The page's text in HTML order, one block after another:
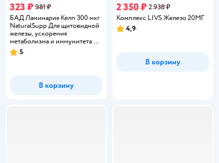
323 ₽ 981 ₽
БАД Ламинария Келп 300 мкг
NaturalSupp Для щитовидной
железы, ускорения
метаболизма и иммунитета 60
капсул
Рейтинг:
5
В корзину
2 350 ₽ 2 938 ₽
Комплекс LIVS Железо 20МГ
Рейтинг:
4,9
В корзину